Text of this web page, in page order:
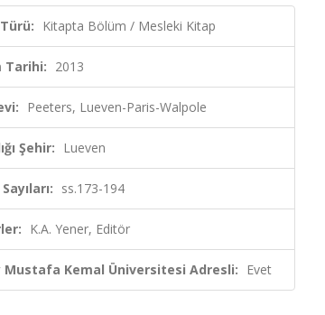
Kitapta Bölüm / Mesleki Kitap
Tarihi: 2013
Peeters, Lueven-Paris-Walpole
Şehir: Lueven
ss.173-194
K.A. Yener, Editör
Mustafa Kemal Üniversitesi Adresli: Evet